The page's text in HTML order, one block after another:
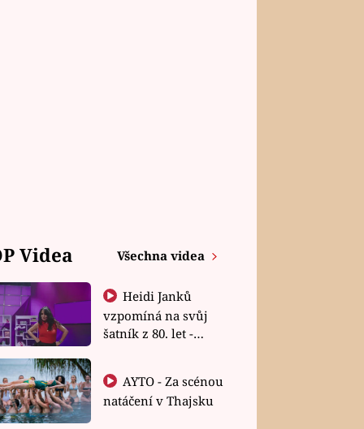
Videa Všechna videa
Heidi Janků
vzpomíná na svůj
šatník z 80. let -
natáčení v Thajsku